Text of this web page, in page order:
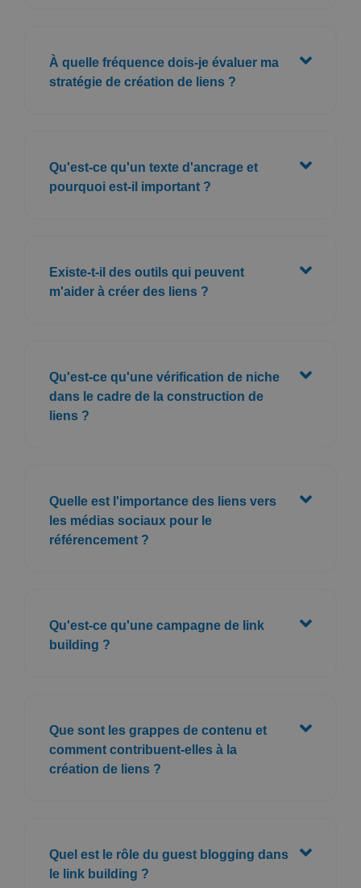
À quelle fréquence dois-je évaluer ma
stratégie de création de liens ?
Qu'est-ce qu'un texte d'ancrage et
pourquoi est-il important ?
Existe-t-il des outils qui peuvent
m'aider à créer des liens ?
Qu'est-ce qu'une vérification de niche
dans le cadre de la construction de
liens ?
Quelle est l'importance des liens vers
les médias sociaux pour le
référencement ?
Qu'est-ce qu'une campagne de link
building ?
Que sont les grappes de contenu et
comment contribuent-elles à la
création de liens ?
Quel est le rôle du guest blogging dans
le link building ?